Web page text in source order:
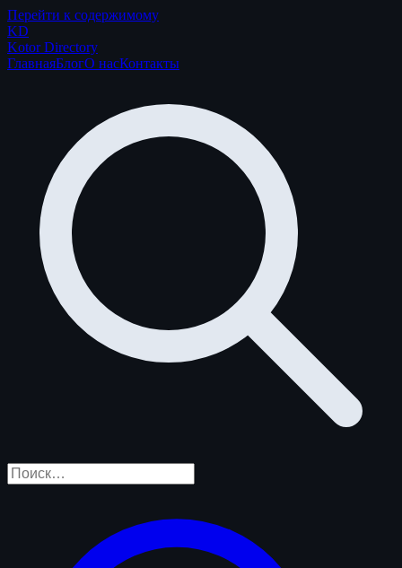
Перейти к содержимому
KD
Kotor Directory
ГлавнаяБлогО насКонтакты